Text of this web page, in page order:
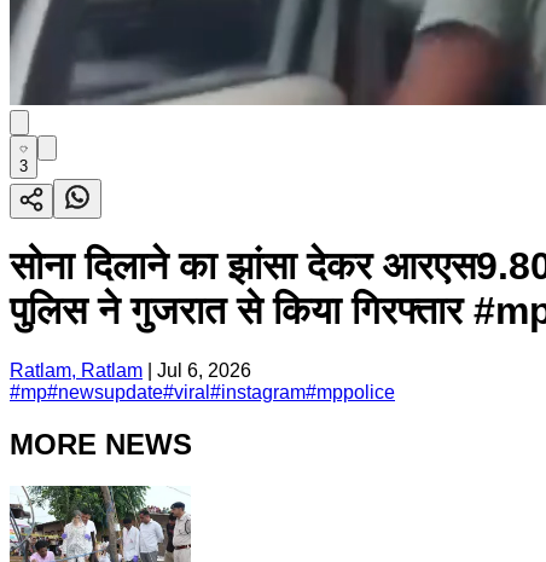
3
सोना दिलाने का झांसा देकर
पुलिस ने गुजरात से किया
Ratlam, Ratlam
Jul 6, 2026
#mp#newsupdate#viral #instagram#mppolice
MORE NEWS